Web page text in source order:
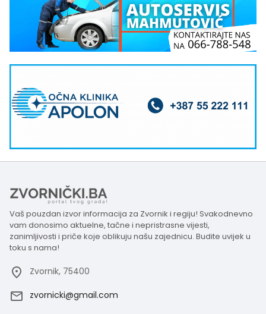
Vaš pouzdan izvor informacija za Zvornik i regiju! Svakodnevno
vam donosimo aktuelne, tačne i nepristrasne vijesti,
zanimljivosti i priče koje oblikuju našu zajednicu. Budite uvijek u
toku s nama!
Zvornik, 75400
zvornicki@gmail.com